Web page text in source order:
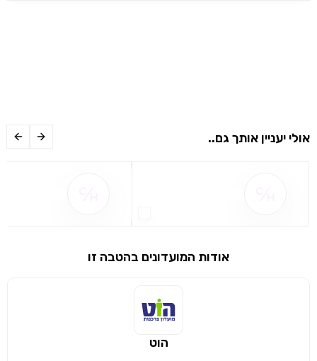
שיתוף
שימו לב!
מימוש הטבה זו ניתן רק לחברי
הבנתי, המשך לאתר
אולי יעניין אותך גם..
אודות המועדונים בהטבה זו
הוט